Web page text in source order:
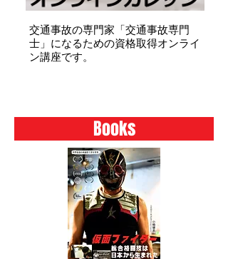
​交通事故の専門家「交通事故専門
士」になるための資格取得オンライ
ン講座です。
Books